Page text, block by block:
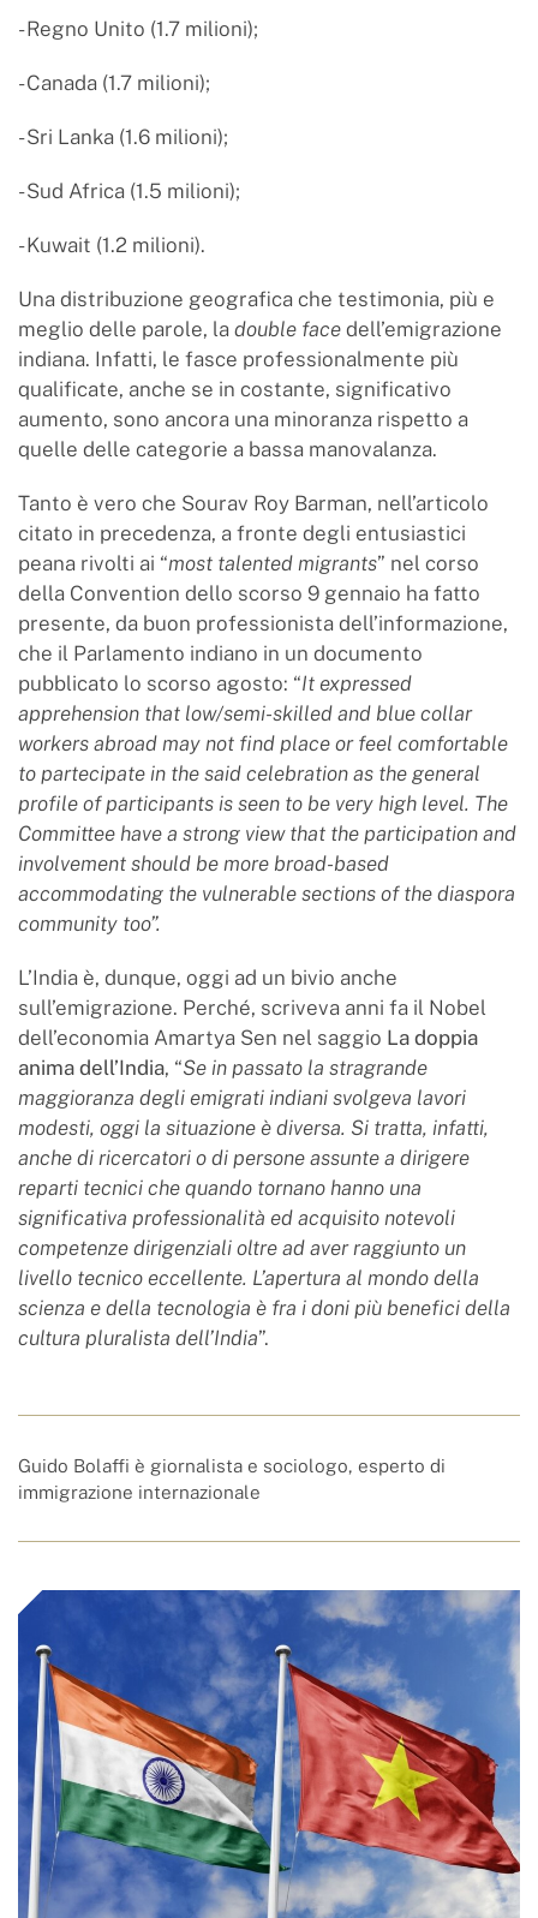
- Regno Unito (1.7 milioni);
- Canada (1.7 milioni);
- Sri Lanka (1.6 milioni);
- Sud Africa (1.5 milioni);
- Kuwait (1.2 milioni).
Una distribuzione geografica che testimonia, più e
meglio delle parole, la double face dell’emigrazione
indiana. Infatti, le fasce professionalmente più
qualificate, anche se in costante, significativo
aumento, sono ancora una minoranza rispetto a
quelle delle categorie a bassa manovalanza.
Tanto è vero che Sourav Roy Barman, nell’articolo
citato in precedenza, a fronte degli entusiastici
peana rivolti ai “most talented migrants” nel corso
della Convention dello scorso 9 gennaio ha fatto
presente, da buon professionista dell’informazione,
che il Parlamento indiano in un documento
pubblicato lo scorso agosto: “It expressed
apprehension that low/semi-skilled and blue collar
workers abroad may not find place or feel comfortable
to partecipate in the said celebration as the general
profile of participants is seen to be very high level. The
Committee have a strong view that the participation and
involvement should be more broad-based
accommodating the vulnerable sections of the diaspora
community too”.
L’India è, dunque, oggi ad un bivio anche
sull’emigrazione. Perché, scriveva anni fa il Nobel
dell’economia Amartya Sen nel saggio La doppia
anima dell’India, “Se in passato la stragrande
maggioranza degli emigrati indiani svolgeva lavori
modesti, oggi la situazione è diversa. Si tratta, infatti,
anche di ricercatori o di persone assunte a dirigere
reparti tecnici che quando tornano hanno una
significativa professionalità ed acquisito notevoli
competenze dirigenziali oltre ad aver raggiunto un
livello tecnico eccellente. L’apertura al mondo della
scienza e della tecnologia è fra i doni più benefici della
cultura pluralista dell’India”.
Guido Bolaffi è giornalista e sociologo, esperto di
immigrazione internazionale